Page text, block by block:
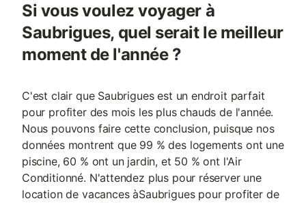
Si vous voulez voyager à
Saubrigues, quel serait le meilleur
moment de l'année ?
C'est clair que Saubrigues est un endroit parfait
pour profiter des mois les plus chauds de l'année.
Nous pouvons faire cette conclusion, puisque nos
données montrent que 99 % des logements ont une
piscine, 60 % ont un jardin, et 50 % ont l'Air
Conditionné. N'attendez plus pour réserver une
location de vacances àSaubrigues pour profiter de